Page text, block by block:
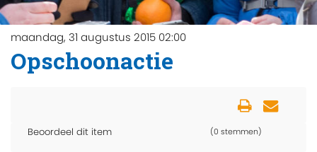
maandag, 31 augustus 2015 02:00
Opschoonactie
Beoordeel dit item (0 stemmen)